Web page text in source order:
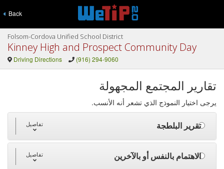
Back
Folsom-Cordova Unified School District
Kinney High and Prospect Community Day
Driving Directions (916) 294-9060
تقارير المجتمع المجهولة
يرجى اختيار النموذج الذي تشعر أنه الأنسب.
تقرير البلطجة تفاصيل
الاهتمام بالنفس أو بالآخرين تفاصيل